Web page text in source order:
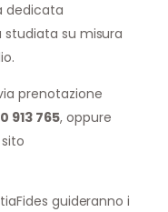
dedicata
studiata su misura
prenotazione
913 765, oppure
guideranno i